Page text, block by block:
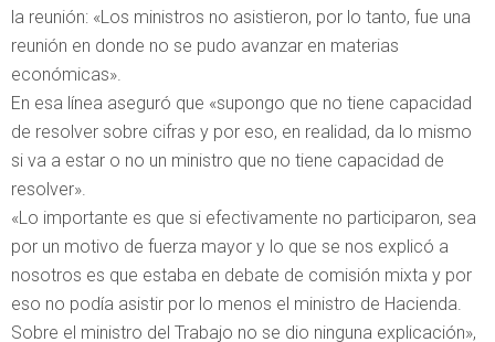
la reunión: «Los ministros no asistieron, por lo tanto, fue una
reunión en donde no se pudo avanzar en materias
económicas».
En esa línea aseguró que «supongo que no tiene capacidad
de resolver sobre cifras y por eso, en realidad, da lo mismo
si va a estar o no un ministro que no tiene capacidad de
resolver».
«Lo importante es que si efectivamente no participaron, sea
por un motivo de fuerza mayor y lo que se nos explicó a
nosotros es que estaba en debate de comisión mixta y por
eso no podía asistir por lo menos el ministro de Hacienda.
Sobre el ministro del Trabajo no se dio ninguna explicación»,